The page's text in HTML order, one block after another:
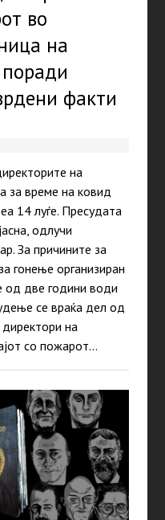
во
на
факти
на
за време на ковид
14 луѓе. Пресудата
одлучи
За причините за
гонење организиран
од две години води
се враќа дел од
на
со пожарот…